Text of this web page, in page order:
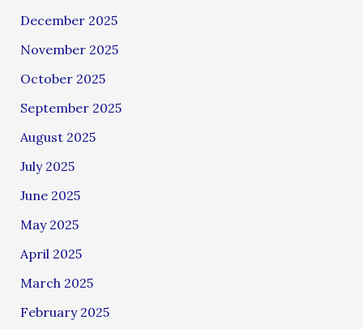
December 2025
November 2025
October 2025
September 2025
August 2025
July 2025
June 2025
May 2025
April 2025
March 2025
February 2025